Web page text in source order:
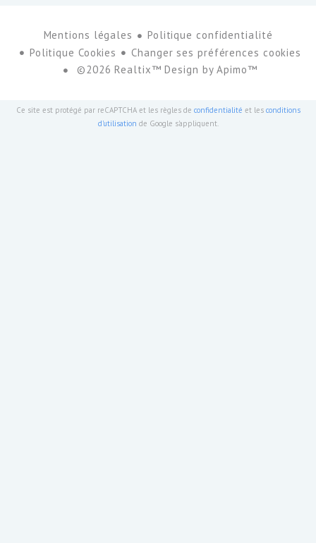
Mentions légales
Politique confidentialité
Politique Cookies
Changer ses préférences cookies
©2026 Realtix™ Design byApimo™
Ce site est protégé par reCAPTCHA et les règles de confidentialité et les conditions
d'utilisation de Google s'appliquent.